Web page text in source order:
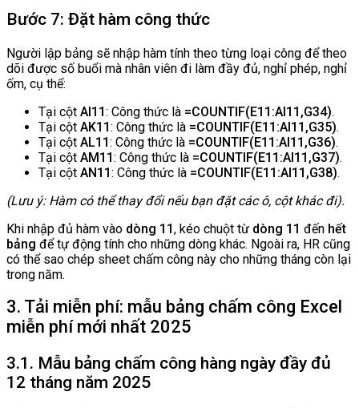
Bước 7: Đặt hàm công thức
Người lập bảng sẽ nhập hàm tính theo từng loại công để theo
dõi được số buổi mà nhân viên đi làm đầy đủ, nghỉ phép, nghỉ
ốm, cụ thể:
Tại cột AI11: Công thức là =COUNTIF(E11:AI11,G34).
Tại cột AK11: Công thức là =COUNTIF(E11:AI11,G35).
Tại cột AL11: Công thức là =COUNTIF(E11:AI11,G36).
Tại cột AM11: Công thức là =COUNTIF(E11:AI11,G37).
Tại cột AN11: Công thức là =COUNTIF(E11:AI11,G38).
(Lưu ý: Hàm có thể thay đổi nếu bạn đặt các ô, cột khác đi).
Khi nhập đủ hàm vào dòng 11, kéo chuột từ dòng 11 đến hết
bảng để tự động tính cho những dòng khác. Ngoài ra, HR cũng
có thể sao chép sheet chấm công này cho những tháng còn lại
trong năm.
3. Tải miễn phí: mẫu bảng chấm công Excel
miễn phí mới nhất 2025
3.1. Mẫu bảng chấm công hàng ngày đầy đủ
12 tháng năm 2025